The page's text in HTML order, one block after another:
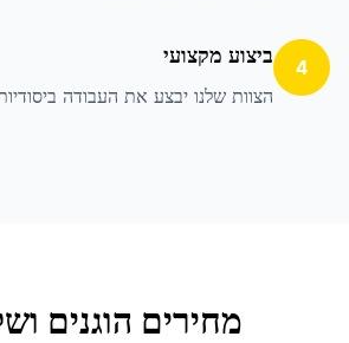
4 ביצוע מקצועי
הצוות שלנו יבצע את העבודה
מחירים הוגנים